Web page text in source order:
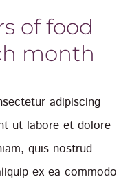
of food
month
adipiscing
ut labore et dolore
quis nostrud
ex ea commodo